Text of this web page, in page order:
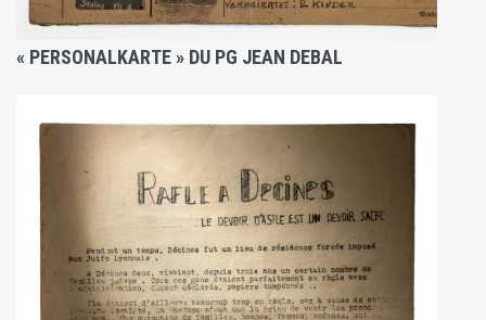
« PERSONALKARTE » DU PG JEAN DEBAL